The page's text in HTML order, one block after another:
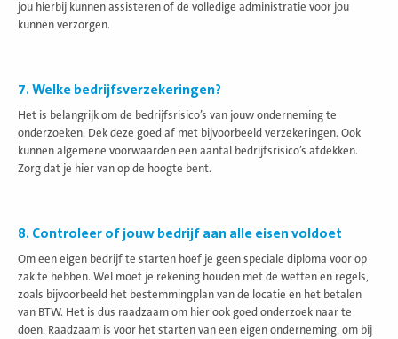
jou hierbij kunnen assisteren of de volledige administratie voor jou
kunnen verzorgen.
7. Welke bedrijfsverzekeringen?
Het is belangrijk om de bedrijfsrisico’s van jouw onderneming te
onderzoeken. Dek deze goed af met bijvoorbeeld verzekeringen. Ook
kunnen algemene voorwaarden een aantal bedrijfsrisico’s afdekken.
Zorg dat je hier van op de hoogte bent.
8. Controleer of jouw bedrijf aan alle eisen voldoet
Om een eigen bedrijf te starten hoef je geen speciale diploma voor op
zak te hebben. Wel moet je rekening houden met de wetten en regels,
zoals bijvoorbeeld het bestemmingplan van de locatie en het betalen
van BTW. Het is dus raadzaam om hier ook goed onderzoek naar te
doen. Raadzaam is voor het starten van een eigen onderneming, om bij